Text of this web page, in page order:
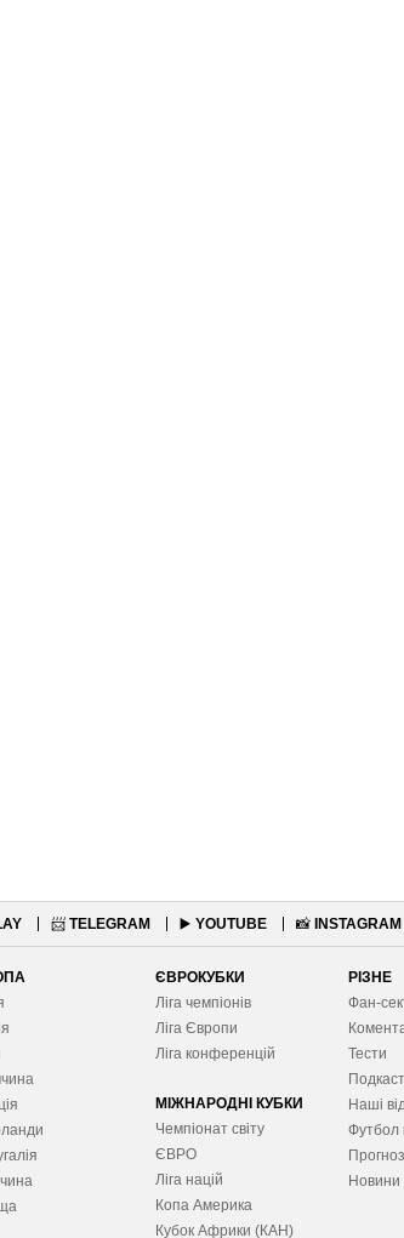
📨 TELEGRAM ▶️ YOUTUBE 📸 INSTAGRAM
ЄВРОКУБКИ
Ліга чемпіонів
Ліга Європи
Ліга конференцій
МІЖНАРОДНІ КУБКИ
Чемпіонат світу
ЄВРО
Ліга націй
Копа Америка
Кубок Африки (КАН)
РІЗНЕ
Фан-
Тести
Наші
Футбол
Новини